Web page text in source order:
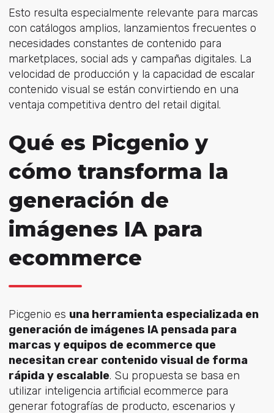
Esto resulta especialmente relevante para marcas
con catálogos amplios, lanzamientos frecuentes o
necesidades constantes de contenido para
marketplaces, social ads y campañas digitales. La
velocidad de producción y la capacidad de escalar
contenido visual se están convirtiendo en una
ventaja competitiva dentro del retail digital.
Qué es Picgenio y
cómo transforma la
generación de
imágenes IA para
ecommerce
Picgenio es una herramienta especializada en
generación de imágenes IA pensada para
marcas y equipos de ecommerce que
necesitan crear contenido visual de forma
rápida y escalable. Su propuesta se basa en
utilizar inteligencia artificial ecommerce para
generar fotografías de producto, escenarios y